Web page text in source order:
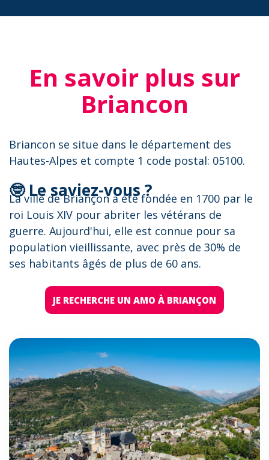
En savoir plus sur
Briancon
Briancon se situe dans le département des
Hautes-Alpes et compte 1 code postal: 05100.
🤓 Le saviez-vous ?
La ville de Briançon a été fondée en 1700 par le
roi Louis XIV pour abriter les vétérans de
guerre. Aujourd'hui, elle est connue pour sa
population vieillissante, avec près de 30% de
ses habitants âgés de plus de 60 ans.
JE RECHERCHE UN AMO À BRIANÇON